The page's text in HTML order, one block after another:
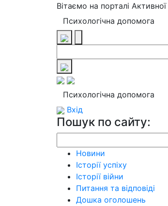
Вітаємо на порталі
Психологічна допомога
Психологічна допомога
Вхід
Пошук по сайту:
Новини
Історії успіху
Історії війни
Питання та відповіді
Дошка оголошень